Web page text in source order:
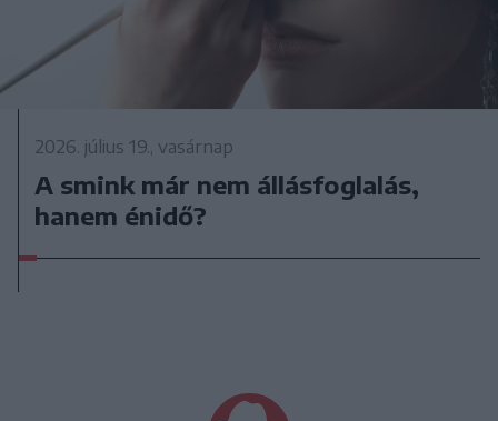
2026. július 19., vasárnap
A smink már nem állásfoglalás,
hanem énidő?